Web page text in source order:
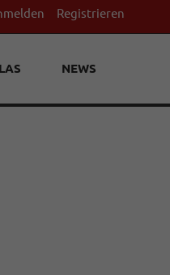
Registrieren
NEWS